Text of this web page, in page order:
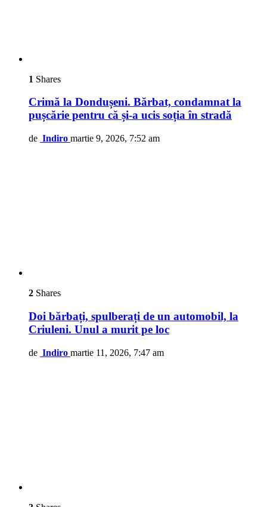
1 Shares
Crimă la Dondușeni. Bărbat, condamnat la
pușcărie pentru că și-a ucis soția în stradă
de Indiro martie 9, 2026, 7:52 am
2 Shares
Doi bărbați, spulberați de un automobil, la
Criuleni. Unul a murit pe loc
de Indiro martie 11, 2026, 7:47 am